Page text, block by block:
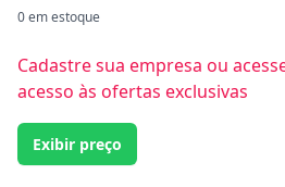
0 em estoque
Cadastre sua empresa ou
acesso às ofertas exclusivas
Exibir preço